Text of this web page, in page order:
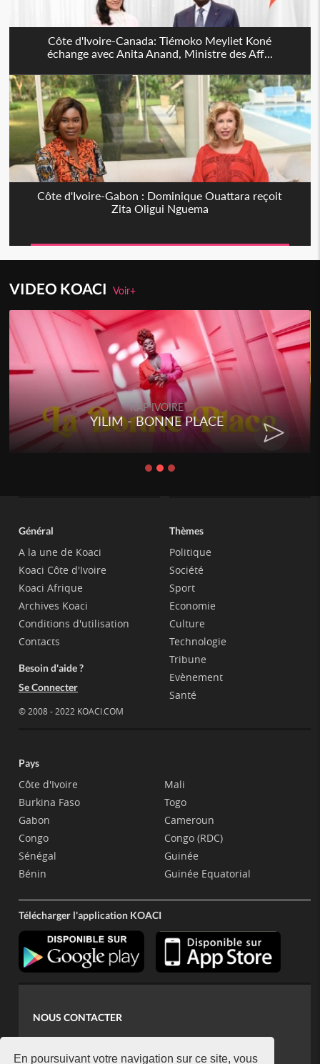
En poursuivant votre navigation sur ce site, vous
Côte d'Ivoire-Canada: Tiémoko Meyliet Koné
échange avec Anita Anand, Ministre des Aff...
Côte d'Ivoire-Gabon : Dominique Ouattara reçoit
Zita Oligui Nguema
VIDEO KOACIVoir+
RAP IVOIRE
YILIM - BONNE PLACE
Général
A la une de Koaci
Koaci Côte d'Ivoire
Koaci Afrique
Archives Koaci
Conditions d'utilisation
Contacts
Besoin d'aide ?
Se Connecter
© 2008 - 2022 KOACI.COM
Thèmes
Politique
Société
Sport
Economie
Culture
Technologie
Tribune
Evènement
Santé
Pays
Côte d'Ivoire
Burkina Faso
Gabon
Congo
Sénégal
Bénin
Mali
Togo
Cameroun
Congo (RDC)
Guinée
Guinée Equatorial
Télécharger l'application KOACI
NOUS CONTACTER